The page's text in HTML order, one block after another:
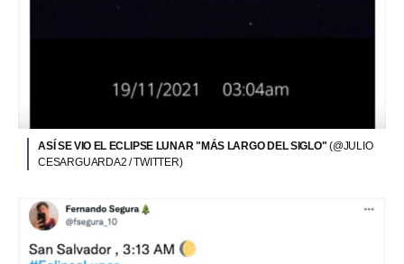
ASÍ SE VIO EL ECLIPSE LUNAR "MÁS LARGO DEL SIGLO" (@JULIO
CESARGUARDA2 / TWITTER)